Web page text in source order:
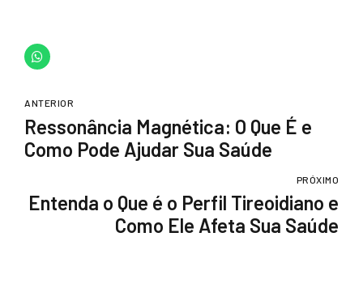
ANTERIOR
Ressonância Magnética: O Que É e
Como Pode Ajudar Sua Saúde
PRÓXIMO
Entenda o Que é o Perfil Tireoidiano e
Como Ele Afeta Sua Saúde